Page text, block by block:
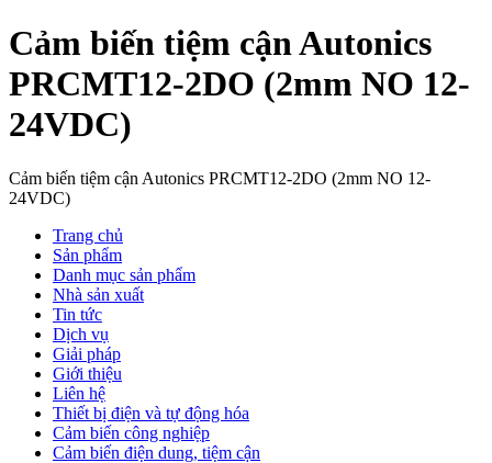
Cảm biến tiệm cận Autonics
PRCMT12-2DO (2mm NO 12-
24VDC)
Cảm biến tiệm cận Autonics PRCMT12-2DO (2mm NO 12-
24VDC)
Trang chủ
Sản phẩm
Danh mục sản phẩm
Nhà sản xuất
Tin tức
Dịch vụ
Giải pháp
Giới thiệu
Liên hệ
Thiết bị điện và tự động hóa
Cảm biến công nghiệp
Cảm biến điện dung, tiệm cận